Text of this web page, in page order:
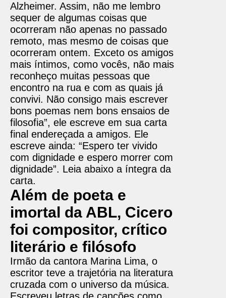
Alzheimer. Assim, não me lembro
sequer de algumas coisas que
ocorreram não apenas no passado
remoto, mas mesmo de coisas que
ocorreram ontem. Exceto os amigos
mais íntimos, como vocês, não mais
reconheço muitas pessoas que
encontro na rua e com as quais já
convivi. Não consigo mais escrever
bons poemas nem bons ensaios de
filosofia”, ele escreve em sua carta
final endereçada a amigos. Ele
escreve ainda: “Espero ter vivido
com dignidade e espero morrer com
dignidade”. Leia abaixo a íntegra da
carta.
Além de poeta e
imortal da ABL, Cicero
foi compositor, crítico
literário e filósofo
Irmão da cantora Marina Lima, o
escritor teve a trajetória na literatura
cruzada com o universo da música.